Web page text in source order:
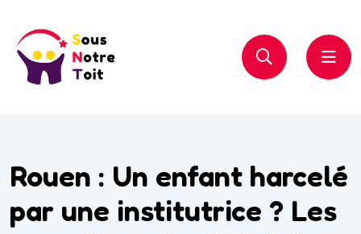
Rouen : Un enfant harcelé
par une institutrice ? Les